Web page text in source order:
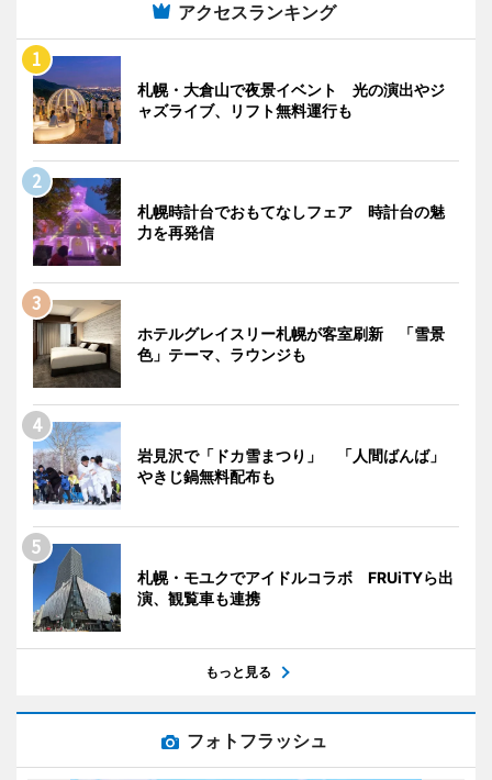
アクセスランキング
札幌・大倉山で夜景イベント 光の演出やジ
ャズライブ、リフト無料運行も
札幌時計台でおもてなしフェア 時計台の魅
力を再発信
ホテルグレイスリー札幌が客室刷新 「雪景
色」テーマ、ラウンジも
岩見沢で「ドカ雪まつり」 「人間ばんば」
やきじ鍋無料配布も
札幌・モユクでアイドルコラボ FRUiTYら出
演、観覧車も連携
もっと見る
フォトフラッシュ